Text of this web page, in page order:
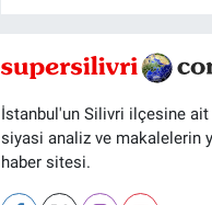
İstanbul'un Silivri ilçesine ait
siyasi analiz ve makalelerin
haber sitesi.